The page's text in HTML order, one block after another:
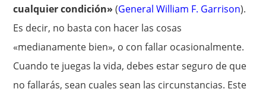
cualquier condición» (General William F. Garrison).
Es decir, no basta con hacer las cosas
«medianamente bien», o con fallar ocasionalmente.
Cuando te juegas la vida, debes estar seguro de que
no fallarás, sean cuales sean las circunstancias. Este